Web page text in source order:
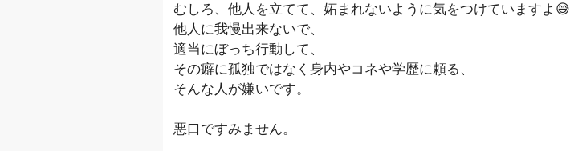
むしろ、他人を立てて、妬まれないように気をつけていますよ😅
他人に我慢出来ないで、
適当にぼっち行動して、
その癖に孤独ではなく身内やコネや学歴に頼る、
そんな人が嫌いです。
悪口ですみません。